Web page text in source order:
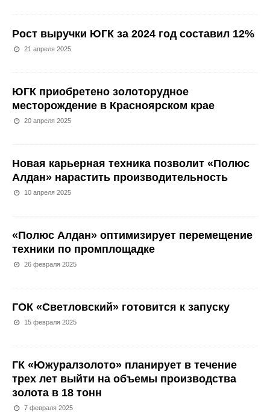
Рост выручки ЮГК за 2024 год составил 12%
21 апреля 2025
ЮГК приобретено золоторудное
месторождение в Красноярском крае
20 апреля 2025
Новая карьерная техника позволит «Полюс
Алдан» нарастить производительность
10 апреля 2025
«Полюс Алдан» оптимизирует перемещение
техники по промплощадке
26 февраля 2025
ГОК «Светловский» готовится к запуску
15 февраля 2025
ГК «Южуралзолото» планирует в течение
трех лет выйти на объемы производства
золота в 18 тонн
7 февраля 2025